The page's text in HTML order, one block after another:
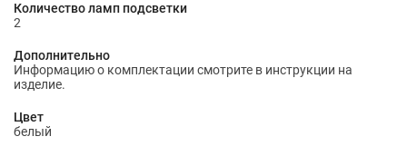
Количество ламп подсветки
2
Дополнительно
Информацию о комплектации смотрите в инструкции на
изделие.
Цвет
белый